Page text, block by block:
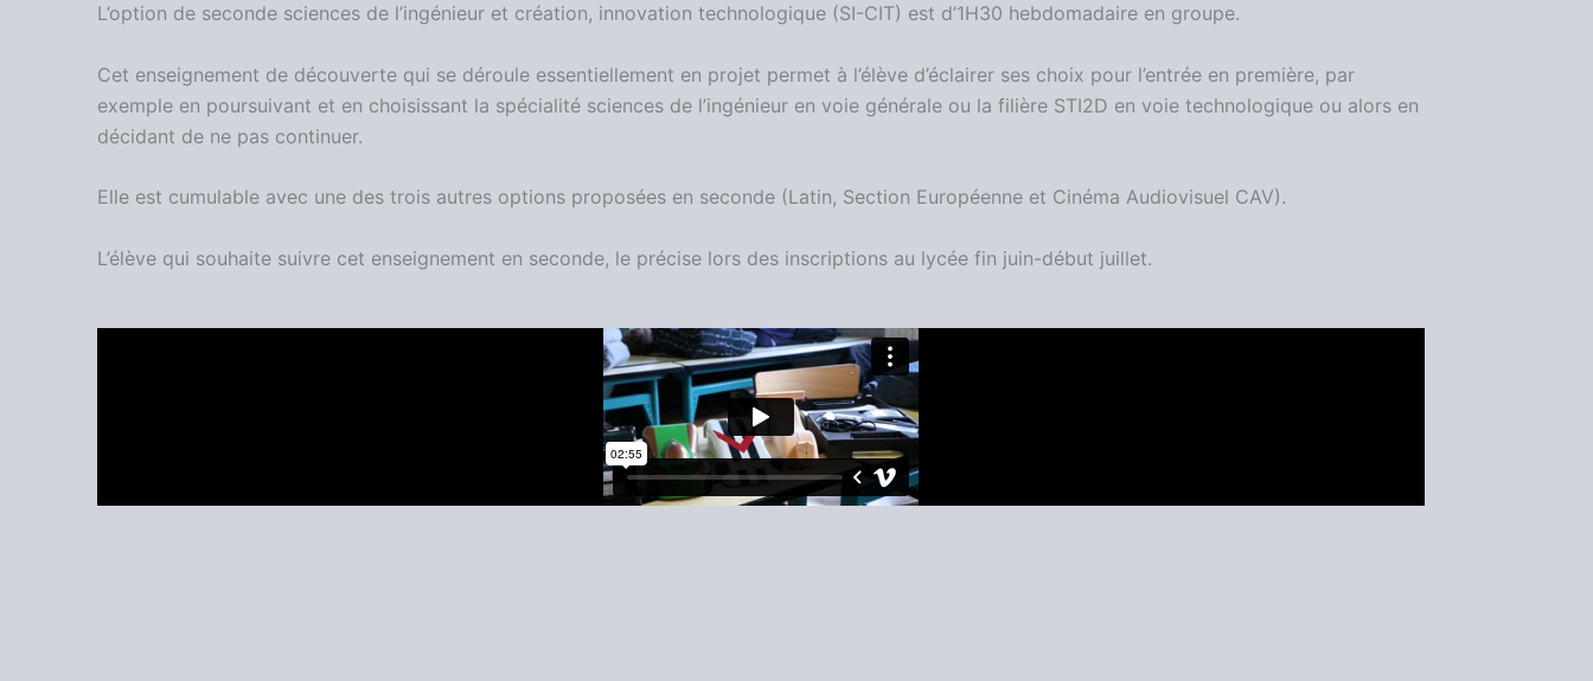
L’option de seconde sciences de l’ingénieur et création, innovation technologique (SI-CIT) est d’1H30 hebdomadaire en groupe.
Cet enseignement de découverte qui se déroule essentiellement en projet permet à l’élève d’éclairer ses choix pour l’entrée en première, par
exemple en poursuivant et en choisissant la spécialité sciences de l’ingénieur en voie générale ou la filière STI2D en voie technologique ou alors en
décidant de ne pas continuer.
Elle est cumulable avec une des trois autres options proposées en seconde (Latin, Section Européenne et Cinéma Audiovisuel CAV).
L’élève qui souhaite suivre cet enseignement en seconde, le précise lors des inscriptions au lycée fin juin-début juillet.